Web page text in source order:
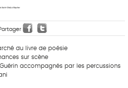
du livre de poésie
sur scène
accompagnés par les percussions